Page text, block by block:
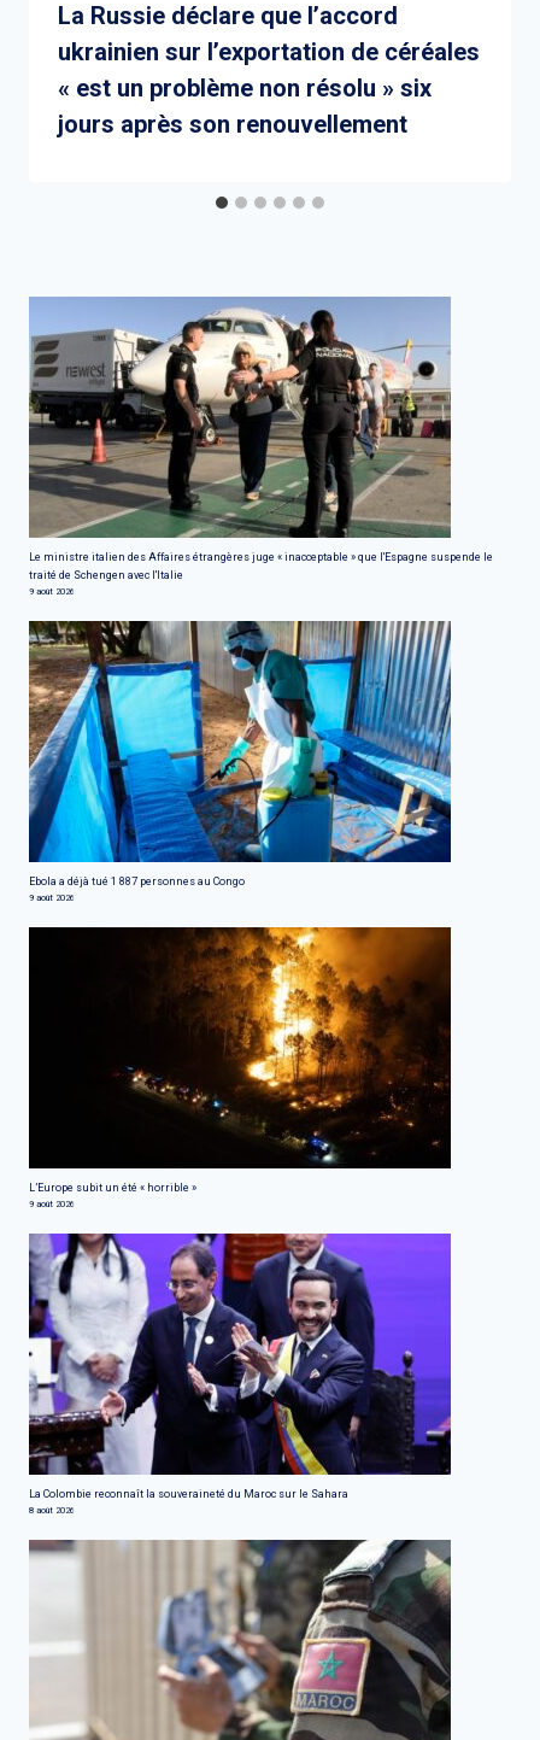
La Russie déclare que l’accord
ukrainien sur l’exportation de céréales
« est un problème non résolu » six
jours après son renouvellement
Le ministre italien des Affaires étrangères juge « inacceptable » que l'Espagne suspende le
traité de Schengen avec l'Italie
9 août 2026
Ebola a déjà tué 1 887 personnes au Congo
9 août 2026
L’Europe subit un été « horrible »
9 août 2026
La Colombie reconnaît la souveraineté du Maroc sur le Sahara
8 août 2026